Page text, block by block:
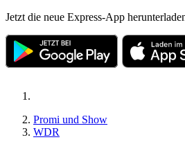
Jetzt die neue Express-App
Promi und Show
WDR